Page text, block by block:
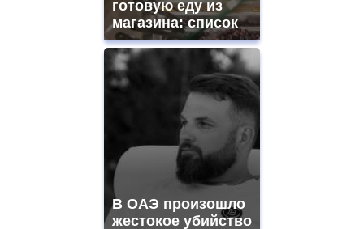
готовую еду из
магазина: список
В ОАЭ произошло
жестокое убийство